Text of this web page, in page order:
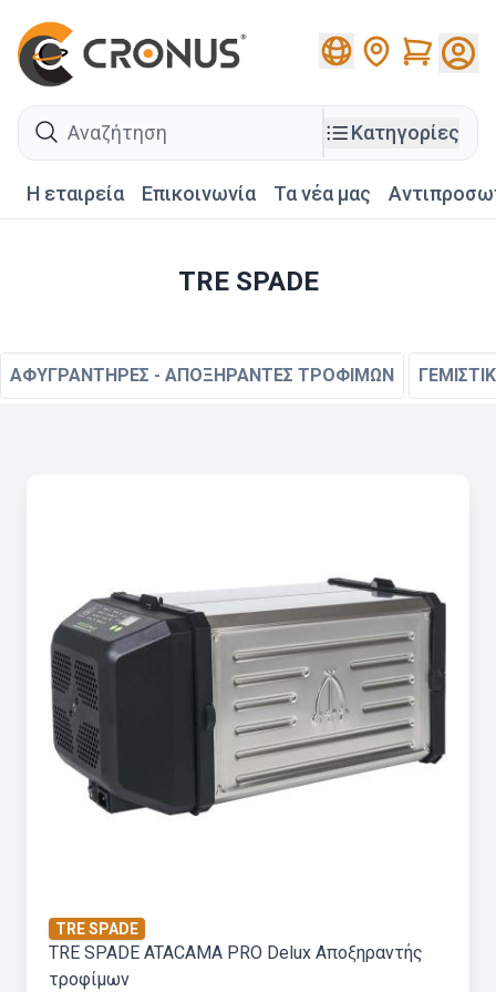
Cart
search
Κατηγορίες
Η εταιρεία Επικοινωνία Τα νέα μας
TRE SPADE
ΑΦΥΓΡΑΝΤΗΡΕΣ - ΑΠΟΞΗΡΑΝΤΕΣ ΤΡΟΦΙΜΩΝ
TRE SPADE
TRE SPADE ATACAMA PRO Delux Αποξηραντής
τροφίμων